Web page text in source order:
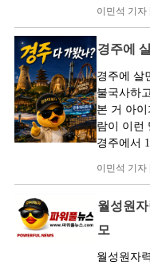
이민석 기자
경주에
경주에 살
불국사하
본 거 아
람이 이런
경주에서
이민석 기자
월성원
모
월성원자